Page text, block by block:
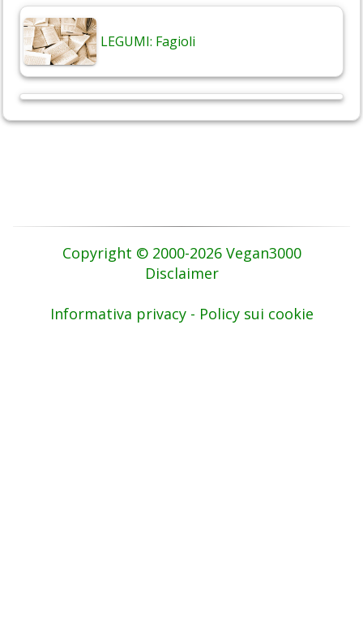
LEGUMI: Fagioli
Copyright © 2000-2026 Vegan3000
Disclaimer
Informativa privacy - Policy sui cookie